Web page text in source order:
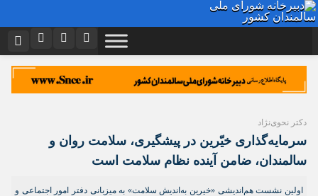
اینستاگرام تلگرام
آپارات
نام کاربری یا نشانی ایمیل
رمز عبور
دکتر نحوی‌نژاد
سرمایه‌گذاری خیّرین در پیشگیری، سلامت روان و
سالمندان، ضامن آینده نظام سلامت است
اولین نشست هم‌اندیشی «خیرین به‌اندیش سلامت» به میزبانی دفتر امور اجتماعی و
منتشر خواهد شد.
پیام هایی که حاوی تهمت یا افترا باشد منتشر نخواهد شد.
پیام هایی که به غیر از زبان فارسی یا غیر مرتبط باشد منتشر نخواهد شد.